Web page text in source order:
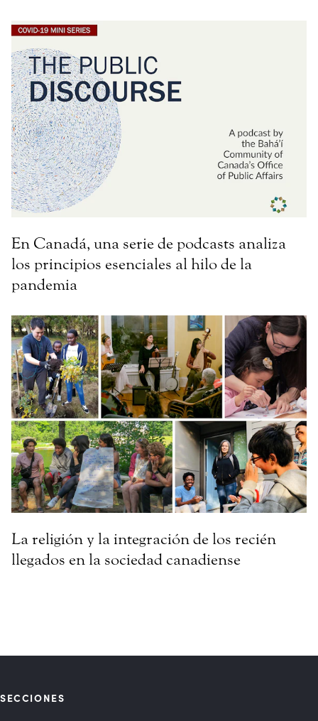
En Canadá, una serie de podcasts analiza
los principios esenciales al hilo de la
pandemia
La religión y la integración de los recién
llegados en la sociedad canadiense
SECCIONES